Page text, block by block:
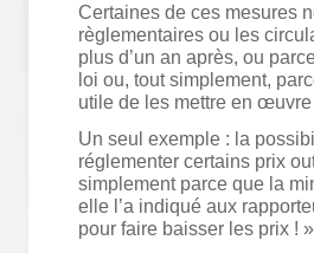
Certaines de ces mesures
règlementaires ou les
plus d’un an après, ou
loi ou, tout simplement,
utile de les mettre en œuvre
Un seul exemple : la
réglementer certains prix
simplement parce que la
elle l’a indiqué aux
pour faire baisser les prix !